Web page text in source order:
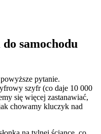
samochodu
pytanie.
szyfr (co daje 10 000
się więcej zastanawiać,
chowamy kluczyk nad